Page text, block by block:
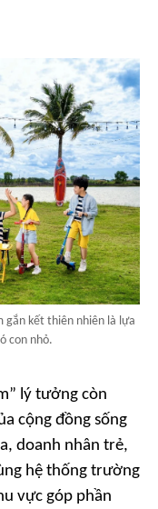
gắn kết thiên nhiên là lựa
con nhỏ.
lý tưởng còn
cộng đồng sống
doanh nhân trẻ,
hệ thống trường
vực góp phần